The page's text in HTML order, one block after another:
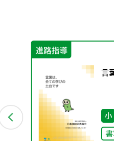
進路指導
言
小